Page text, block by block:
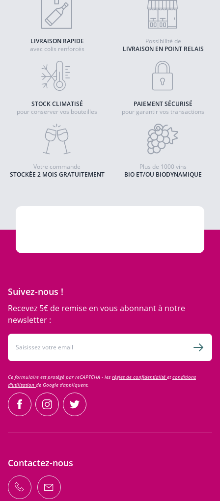
LIVRAISON RAPIDE
avec colis renforcés
LIVRAISON EN POINT RELAIS
Possibilité de
STOCK CLIMATISÉ
pour conserver vos bouteilles
PAIEMENT SÉCURISÉ
pour garantir vos transactions
STOCKÉE 2 MOIS GRATUITEMENT
Votre commande
BIO ET/OU BIODYNAMIQUE
Plus de 1000 vins
Suivez-nous !
Recevez 5€ de remise en vous abonnant à notre
newsletter :
Adresse email
Ce formulaire est protégé par reCAPTCHA - les règles de confidentialité etconditions
d'utilisation de Google s'appliquent.
facebookinstagramtwitter
Contactez-nous